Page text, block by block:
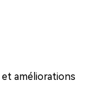
améliorations